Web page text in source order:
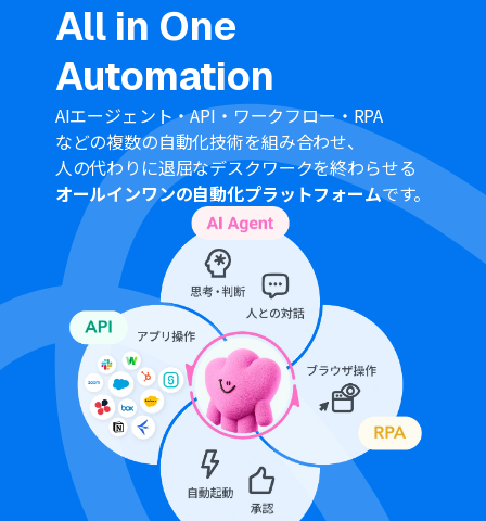
先のフォルダIDを任意で指定できます。ファイル名も、元
のファイル名や日付などの変数を組み合わせて自由に設
定することが可能です。
■注意事項
Outlook、BoxのそれぞれとYoomを連携してください。
Microsoft365（旧Office365）には、家庭向けプランと一
般法人向けプラン（Microsoft365 Business）があり、一
般法人向けプランに加入していない場合には認証に失敗
する可能性があります。
トリガーは5分、10分、15分、30分、60分の間隔で起動
間隔を選択できます。
プランによって最短の起動間隔が異なりますので、ご注意
ください。
All in One
Automation
AIエージェント・API・ワークフロー・RPA
などの複数の自動化技術を組み合わせ、
人の代わりに退屈なデスクワークを終わらせる
オールインワンの自動化プラットフォームです。